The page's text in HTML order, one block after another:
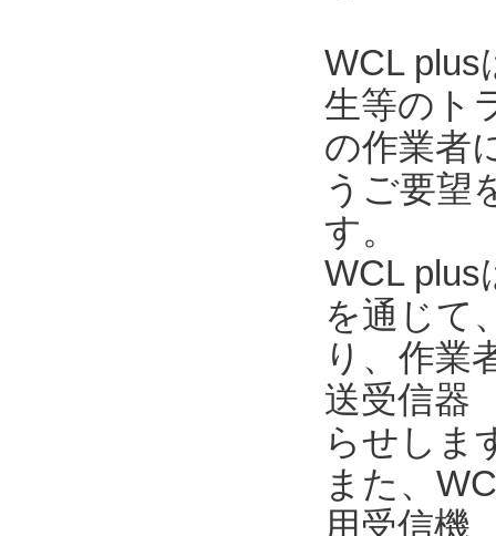
WCL plus
生等のト
の作業者
うご要望
す。
WCL
を通じて
り、作業
送受信器
らせしま
また、
用受信機